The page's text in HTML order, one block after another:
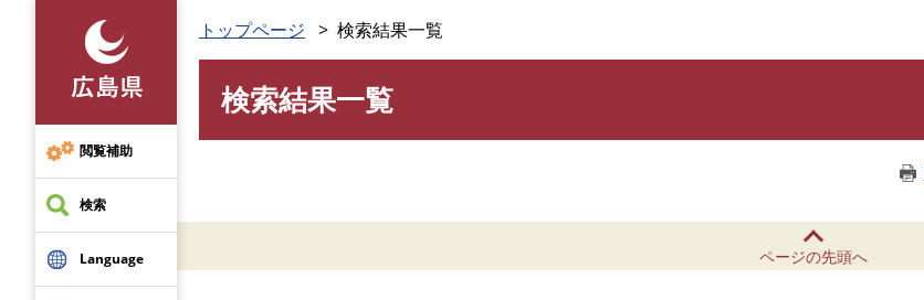
先
頭
で
す
閲覧補助
検索
Language
トップページ 検索結果一覧
検索結果一覧
ページの先頭へ